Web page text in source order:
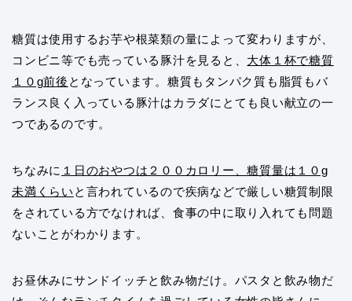
糖質は使用するお芋や根菜類の量によって変わりますが、
コンビニ等でも売っている豚汁を見ると、 大体１杯で糖質
１０g前後 となっています。糖質もタンパク質も脂質もバ
ランス良く入っている豚汁はカラダにとても良い献立の一
つであるのです。
ちなみに １日のおやつは２００カロリー、糖質量は１０g
未満くらい と言われているので疾病などで厳しい糖質制限
をされている方でなければ、食事の中に取り入れても問題
ないことがわかります。
お昼休みにサンドイッチと飲み物だけ。パスタと飲み物だ